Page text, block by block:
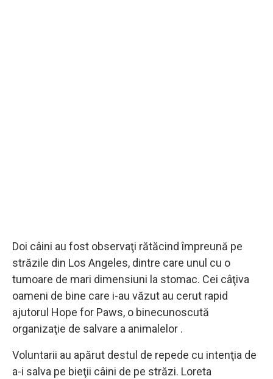
Doi câini au fost observaţi rătăcind împreună pe
străzile din Los Angeles, dintre care unul cu o
tumoare de mari dimensiuni la stomac. Cei câţiva
oameni de bine care i-au văzut au cerut rapid
ajutorul Hope for Paws, o binecunoscută
organizaţie de salvare a animalelor .
Voluntarii au apărut destul de repede cu intenţia de
a-i salva pe bieţii câini de pe străzi. Loreta